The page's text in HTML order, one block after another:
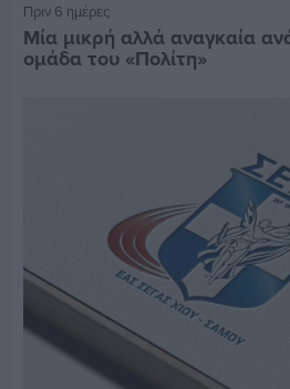
Πριν 6 ημέρες
Μία μικρή αλλά αναγκαία
ομάδα του «Πολίτη»